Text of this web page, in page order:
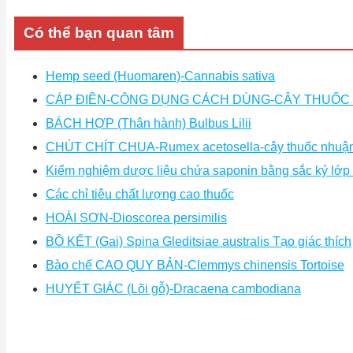
Có thể bạn quan tâm
Hemp seed (Huomaren)-Cannabis sativa
CÁP ĐIỀN-CÔNG DỤNG CÁCH DÙNG-CÂY THUỐC
BÁCH HỢP (Thân hành) Bulbus Lilii
CHÚT CHÍT CHUA-Rumex acetosella-cây thuốc
Kiểm nghiệm dược liệu chứa saponin bằng sắc ký lớp
Các chỉ tiêu chất lượng cao thuốc
HOÀI SƠN-Dioscorea persimilis
BỒ KẾT (Gai) Spina Gleditsiae australis Tạo giác thích
Bào chế CAO QUY BẢN-Clemmys chinensis Tortoise
HUYẾT GIÁC (Lõi gỗ)-Dracaena cambodiana